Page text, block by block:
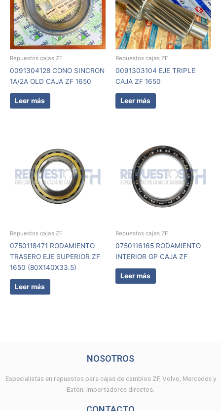
Repuestos cajas ZF
0091304128 CONO SINCRON
1A/2A OLD CAJA ZF 1650
Leer más
Repuestos cajas ZF
0091303104 EJE TRIPLE
CAJA ZF 1650
Leer más
Repuestos cajas ZF
0750118471 RODAMIENTO
TRASERO EJE SUPERIOR ZF
1650 (80X140X33.5)
Leer más
Repuestos cajas ZF
0750116165 RODAMIENTO
INTERIOR GP CAJA ZF
Leer más
NOSOTROS
Especialistas en repuestos para cajas de cambios ZF, Volvo, Mercedes y
Eaton; importadores directos.